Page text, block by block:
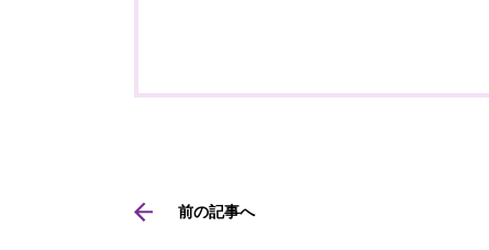
前の記事へ